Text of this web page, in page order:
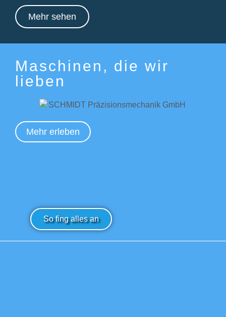
Mehr sehen
Maschinen, die wir
lieben
Mehr erleben
So fing alles an